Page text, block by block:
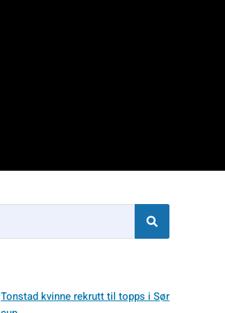
Tonstad kvinne rekrutt til topps i Sør